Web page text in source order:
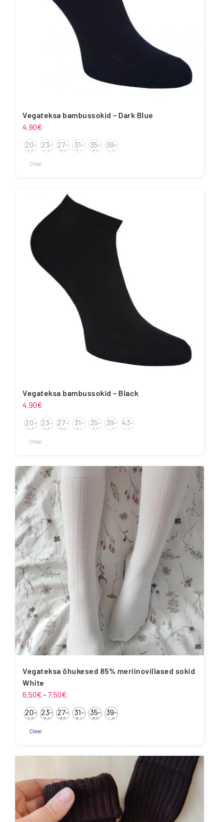
Vegateksa bambussokid – Dark Blue
4.90€
20-
22
23-
26
27-
30
31-
34
35-
38
39-
42
Clear
varianti.
Valikuid
saab
teha
tootelehel.
Vegateksa bambussokid – Black
4.90€
20-
22
23-
26
27-
30
31-
34
35-
38
39-
42
43-
46
Clear
tootel
on
mitu
varianti.
Valikuid
saab
teha
tootelehel.
Vegateksa õhukesed 85% meriinovillased sokid
White
6.50€ –7.50€
6.50€
kuni
20-
22
23-
26
27-
30
31-
34
35-
38
39-
42
Clear
tootel
mitu
varianti.
Valikuid
saab